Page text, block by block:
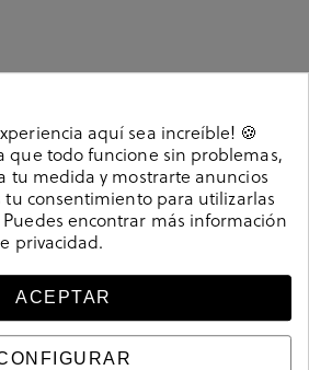
CUBI en ante nude. Cuña
cm. Cierre con hebilla en un
es extraible. Hecho en España.
aquí sea increíble! 🍪
que todo funcione sin problemas,
tu medida y mostrarte anuncios
tu consentimiento para utilizarlas
encontrar más información
privacidad.
ACEPTAR